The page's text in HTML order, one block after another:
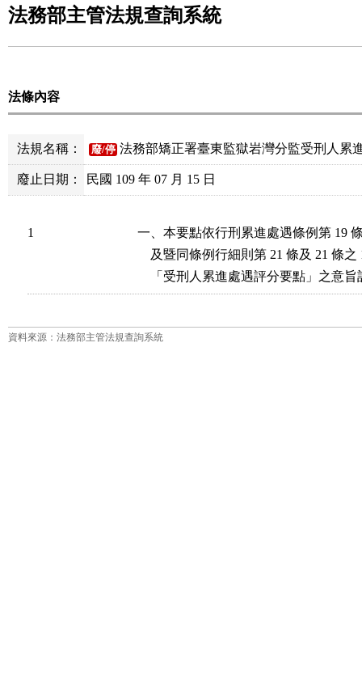
法務部主管法規查詢系統
法條內容
法規名稱： 廢/停 法務部矯正署臺東監獄岩灣分監受刑人累
廢止日期： 民國 109 年 07 月 15 日
1
一、本要點依行刑累進處遇條例第 19
及暨同條例行細則第 21 條及 21 條
「受刑人累進處遇評分要點」之意
資料來源：法務部主管法規查詢系統